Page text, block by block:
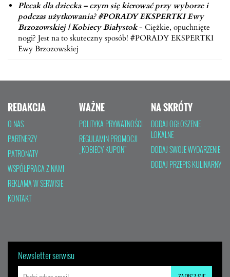
Plecak dla dziecka – czym się kierować przy wyborze i
podczas użytkowania? #PORADY EKSPERTKI Ewy
Brzozowskiej | Kobiecy Białystok- Ciężkie, opuchnięte
nogi? Jest na to skuteczny sposób! #PORADY EKSPERTKI
Ewy Brzozowskiej
REDAKCJA
O NAS
PARTNERZY
PATRONATY
WSPÓŁPRACA Z NAMI
REKLAMA W SERWISIE
KONTAKT
WAŻNE
POLITYKA PRYWATNOŚCI
REGULAMIN PROMOCJI
„KOBIECY KUPON”
NA SKRÓTY
DODAJ OGŁOSZENIE
LOKALNE
DODAJ SWOJE WYDARZENIE
DODAJ PRZEPIS KULINARNY
Newsletter serwisu